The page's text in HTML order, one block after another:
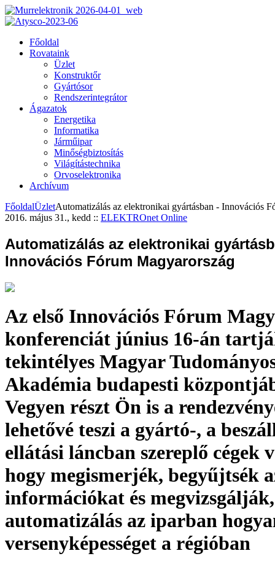
Főoldal
Rovataink
Üzlet
Konstruktőr
Gyártósor
Rendszerintegrátor
Ágazatok
Energetika
Informatika
Járműipar
Minőségbiztosítás
Világítástechnika
Orvoselektronika
Archívum
FőoldalÜzletAutomatizálás az elektronikai gyártásban - Innovációs
2016. május 31., kedd :: ELEKTROnet Online
Automatizálás az elektronikai
Innovációs Fórum Magyarország
Az első Innovációs Fórum
konferenciát június 16-án
tekintélyes Magyar
Akadémia budapesti
Vegyen részt Ön is a
lehetővé teszi a gyártó-, a
ellátási láncban szereplő cégek
hogy megismerjék, begyűjtsék
információkat és
automatizálás az iparban
versenyképességet a régióban